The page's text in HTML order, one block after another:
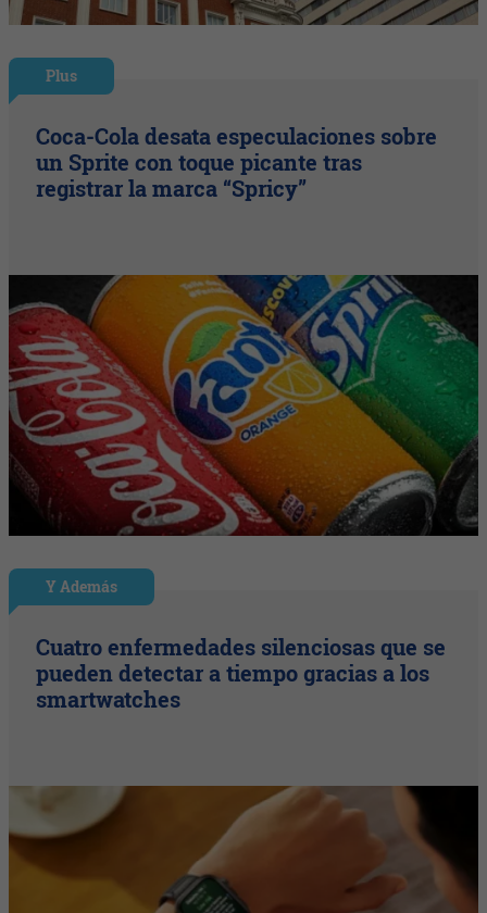
Plus
Coca-Cola desata especulaciones sobre
un Sprite con toque picante tras
registrar la marca “Spricy”
Y Además
Cuatro enfermedades silenciosas que se
pueden detectar a tiempo gracias a los
smartwatches